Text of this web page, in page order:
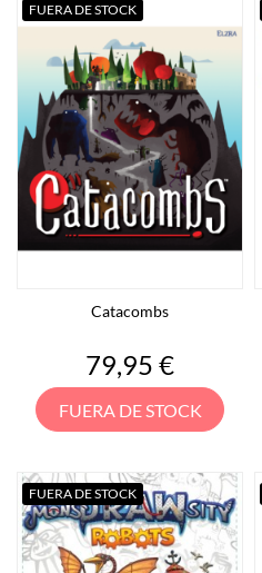
Catacombs
Precio
79,95 €
FUERA DE STOCK
FUERA DE STOCK
FUERA DE STOCK